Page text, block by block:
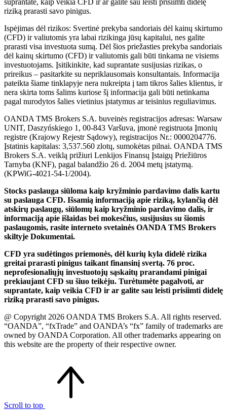
riziką prarasti savo pinigus.
Ispėjimas dėl rizikos: Svertinė prekyba sandoriais dėl kainų skirtumo
(CFD) ir valiutomis yra labai rizikinga jūsų kapitalui, nes galite
prarasti visa investuota sumą. Dėl šios priežasties prekyba sandoriais
dėl kainų skirtumo (CFD) ir valiutomis gali būti tinkama ne visiems
investuotojams. Įsitikinkite, kad suprantate susijusias rizikas, o
prireikus – pasitarkite su nepriklausomais konsultantais. Informacija
pateikta šiame tinklapyje nera nukreipta į tam tikros šalies klientus, ir
nera skirta toms šalims kuriose šį informacija gali būti netinkama
pagal nurodytos šalies vietinius įstatymus ar teisinius reguliavimus.
OANDA TMS Brokers S.A. buveinės registracijos adresas: Warsaw
UNIT, Daszyńskiego 1, 00-843 Varšuva, įmonė registruota Įmonių
registre (Krajowy Rejestr Sądowy), registracijos Nr.: 0000204776.
Įstatinis kapitalas: 3,537.560 zlotų, sumokėtas pilnai. OANDA TMS
Brokers S.A. veiklą prižiuri Lenkijos Finansų Įstaigų Priežiūros
Tarnyba (KNF), pagal balandžio 26 d. 2004 metų įstatymą.
(KPWiG-4021-54-1/2004).
Stocks paslauga siūloma kaip kryžminio pardavimo dalis kartu
su paslauga CFD. Išsamią informaciją apie riziką, kylančią dėl
atskirų paslaugų, siūlomų kaip kryžminio pardavimo dalis, ir
informaciją apie išlaidas bei mokesčius, susijusius su šiomis
paslaugomis, rasite interneto svetainės OANDA TMS Brokers
skiltyje Dokumentai.
CFD yra sudėtingos priemonės, dėl kurių kyla didelė rizika
greitai prarasti pinigus taikant finansinį svertą. 76 proc.
neprofesionaliųjų investuotojų sąskaitų prarandami pinigai
prekiaujant CFD su šiuo teikėju. Turėtumėte pagalvoti, ar
suprantate, kaip veikia CFD ir ar galite sau leisti prisiimti didelę
riziką prarasti savo pinigus.
@ Copyright 2026 OANDA TMS Brokers S.A. All rights reserved.
“OANDA”, “fxTrade” and OANDA’s “fx” family of trademarks are
owned by OANDA Corporation. All other trademarks appearing on
this website are the property of their respective owner.
Scroll to top